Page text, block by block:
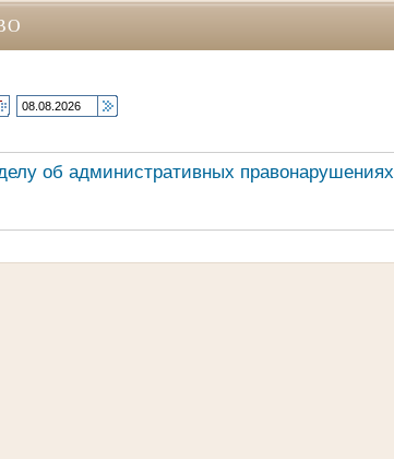
об административных правонарушениях